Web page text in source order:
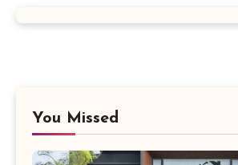
You Missed